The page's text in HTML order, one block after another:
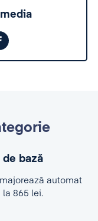
de bază
automat
865 lei.